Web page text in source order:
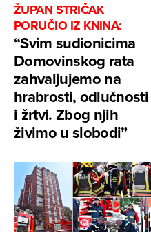
ŽUPAN STRIČAK
PORUČIO IZ KNINA:
“Svim sudionicima
Domovinskog rata
zahvaljujemo na
hrabrosti, odlučnosti
i žrtvi. Zbog njih
živimo u slobodi”